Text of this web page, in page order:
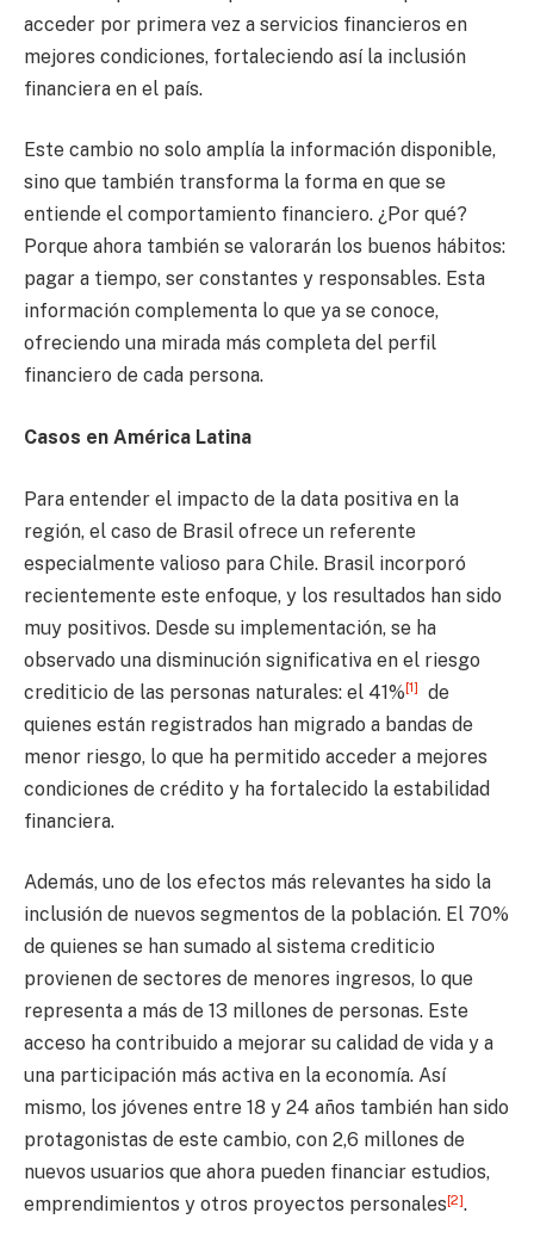
acceder por primera vez a servicios financieros en
mejores condiciones, fortaleciendo así la inclusión
financiera en el país.
Este cambio no solo amplía la información disponible,
sino que también transforma la forma en que se
entiende el comportamiento financiero. ¿Por qué?
Porque ahora también se valorarán los buenos hábitos:
pagar a tiempo, ser constantes y responsables. Esta
información complementa lo que ya se conoce,
ofreciendo una mirada más completa del perfil
financiero de cada persona.
Casos en América Latina
Para entender el impacto de la data positiva en la
región, el caso de Brasil ofrece un referente
especialmente valioso para Chile. Brasil incorporó
recientemente este enfoque, y los resultados han sido
muy positivos. Desde su implementación, se ha
observado una disminución significativa en el riesgo
crediticio de las personas naturales: el 41%[1]
de
quienes están registrados han migrado a bandas de
menor riesgo, lo que ha permitido acceder a mejores
condiciones de crédito y ha fortalecido la estabilidad
financiera.
Además, uno de los efectos más relevantes ha sido la
inclusión de nuevos segmentos de la población. El 70%
de quienes se han sumado al sistema crediticio
provienen de sectores de menores ingresos, lo que
representa a más de 13 millones de personas. Este
acceso ha contribuido a mejorar su calidad de vida y a
una participación más activa en la economía. Así
mismo, los jóvenes entre 18 y 24 años también han sido
protagonistas de este cambio, con 2,6 millones de
nuevos usuarios que ahora pueden financiar estudios,
emprendimientos y otros proyectos personales[2].